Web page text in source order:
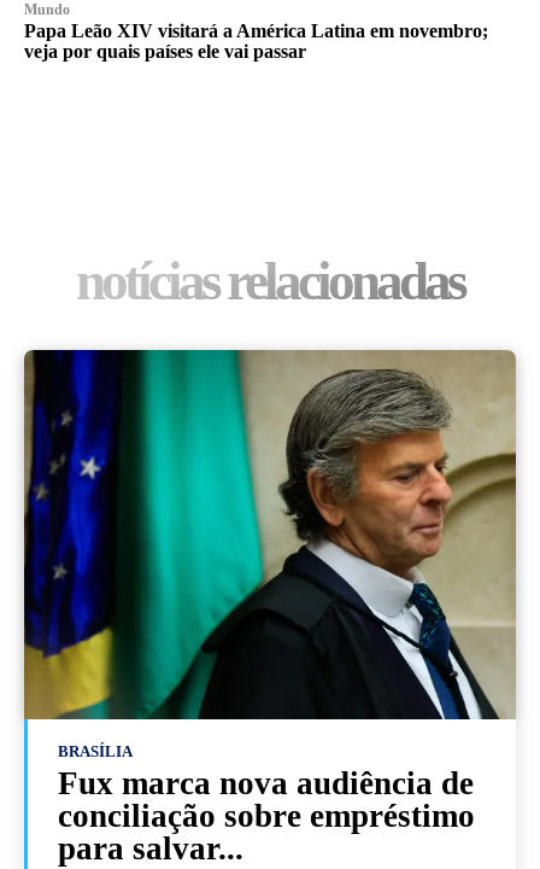
Mundo
Papa Leão XIV visitará a América Latina em novembro;
veja por quais países ele vai passar
notícias relacionadas
BRASÍLIA
Fux marca nova audiência de
conciliação sobre empréstimo
para salvar...